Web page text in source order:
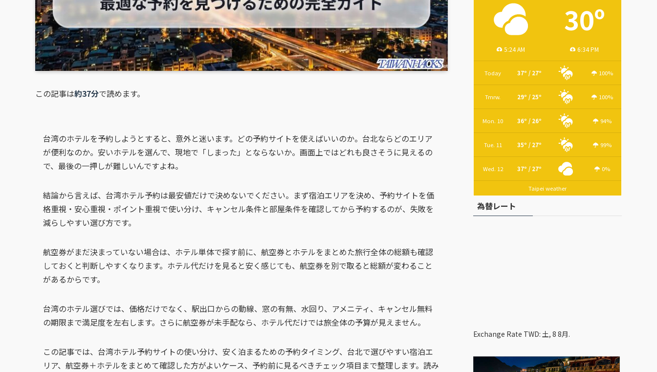
この記事は約37分で読めます。
台湾のホテルを予約しようとすると、意外と迷います。どの予約サイトを使えばいいのか。台北ならどのエリア
が便利なのか。安いホテルを選んで、現地で「しまった」とならないか。画面上ではどれも良さそうに見えるの
で、最後の一押しが難しいんですよね。
結論から言えば、台湾ホテル予約は最安値だけで決めないでください。まず宿泊エリアを決め、予約サイトを価
格重視・安心重視・ポイント重視で使い分け、キャンセル条件と部屋条件を確認してから予約するのが、失敗を
減らしやすい選び方です。
航空券がまだ決まっていない場合は、ホテル単体で探す前に、航空券とホテルをまとめた旅行全体の総額も確認
しておくと判断しやすくなります。ホテル代だけを見ると安く感じても、航空券を別で取ると総額が変わること
があるからです。
台湾のホテル選びでは、価格だけでなく、駅出口からの動線、窓の有無、水回り、アメニティ、キャンセル無料
の期限まで満足度を左右します。さらに航空券が未手配なら、ホテル代だけでは旅全体の予算が見えません。
この記事では、台湾ホテル予約サイトの使い分け、安く泊まるための予約タイミング、台北で選びやすい宿泊エ
リア、航空券＋ホテルをまとめて確認した方がよいケース、予約前に見るべきチェック項目まで整理します。読み
30º
5:24 AM 6:34 PM
Today 37º / 27º 100%
Tmrw. 29º / 25º 100%
Mon. 10 36º / 26º 94%
Tue. 11 35º / 27º 99%
Wed. 12 37º / 27º 0%
Taipei weather
為替レート
Exchange Rate TWD: 土, 8 8月.